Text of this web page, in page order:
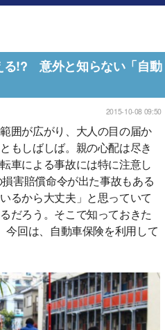
る!? 意外と知らない「自動
2015-10-08 09:50
囲が広がり、大人の目の届か
もしばしば。親の心配は尽き
車による事故には特に注意し
害賠償命令が出た事故もある
るから大丈夫」と思っていて
だろう。そこで知っておきた
今回は、自動車保険を利用して